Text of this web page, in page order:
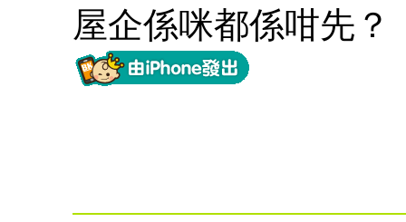
屋企係咪都係咁先？